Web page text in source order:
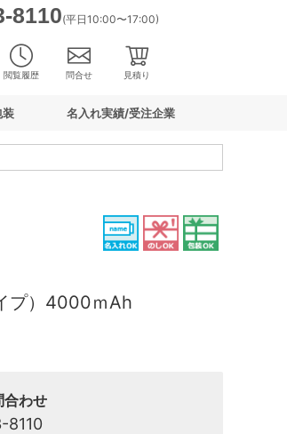
8110(平日10:00〜17:00)
閲覧履歴 問合せ 見積り
装 名入れ実績/受注企業
プ）4000ｍAh
合わせ
8110